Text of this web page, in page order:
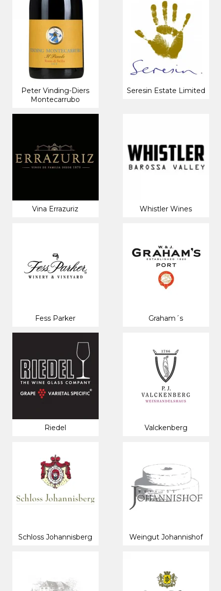
Peter Vinding-Diers
Montecarrubo
Seresin Estate Limited
Vina Errazuriz Whistler Wines
Fess Parker Graham´s
Riedel Valckenberg
Schloss Johannisberg Weingut Johannishof